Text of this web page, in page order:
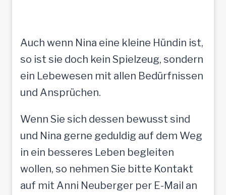
Auch wenn Nina eine kleine Hündin ist,
so ist sie doch kein Spielzeug, sondern
ein Lebewesen mit allen Bedürfnissen
und Ansprüchen.
Wenn Sie sich dessen bewusst sind
und Nina gerne geduldig auf dem Weg
in ein besseres Leben begleiten
wollen, so nehmen Sie bitte Kontakt
auf mit Anni Neuberger per E-Mail an